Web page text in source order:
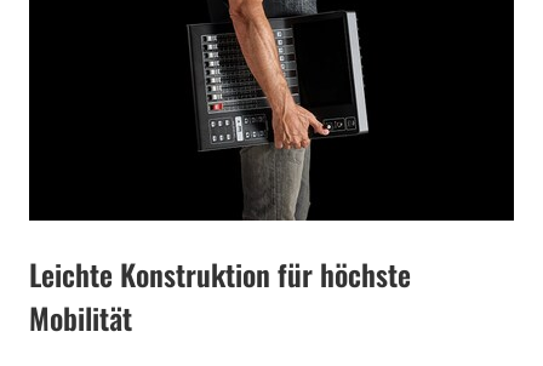
Leichte Konstruktion für höchste
Mobilität